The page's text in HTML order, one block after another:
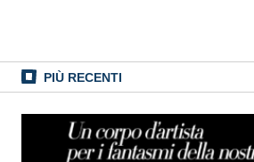
PIÙ RECENTI